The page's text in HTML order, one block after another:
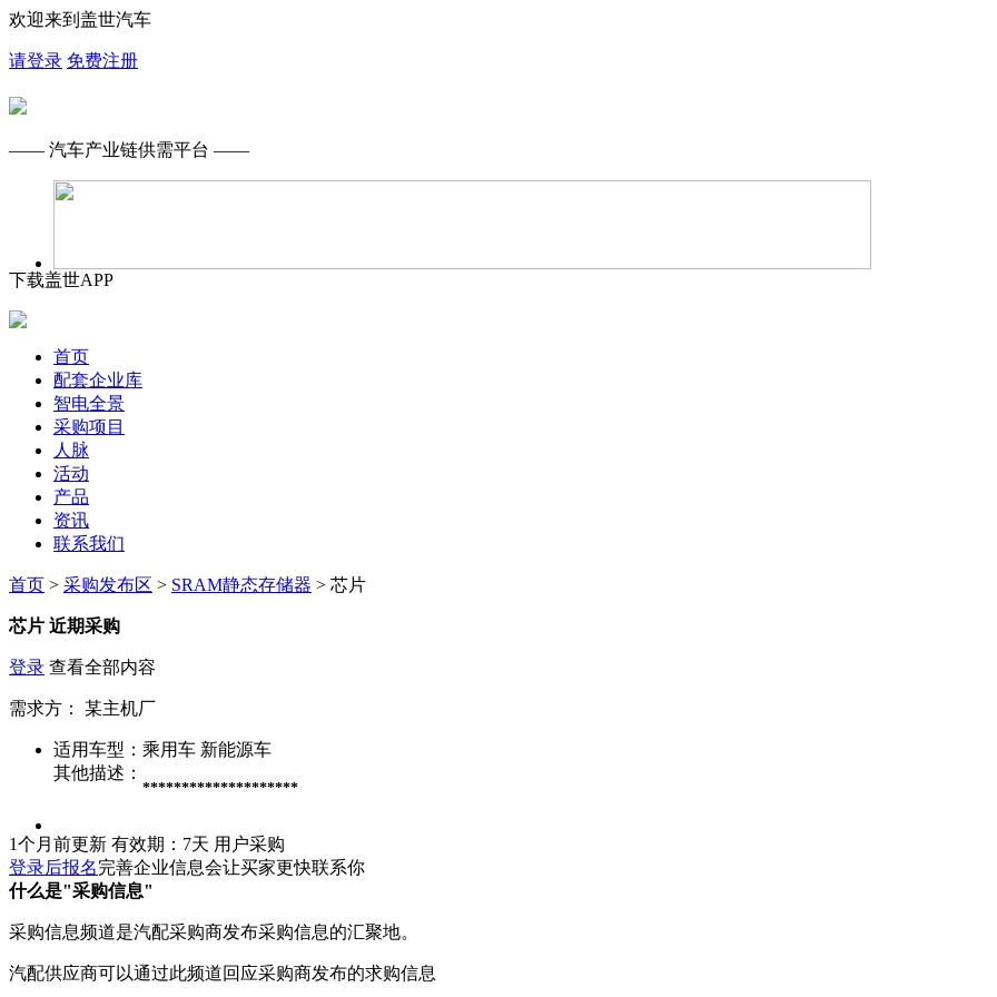
欢迎来到盖世汽车
请登录 免费注册
—— 汽车产业链供需平台 ——
下载盖世APP
首页
配套企业库
智电全景
采购项目
人脉
活动
产品
资讯
联系我们
首页 > 采购发布区 > SRAM静态存储器 > 芯片
芯片 近期采购
登录 查看全部内容
需求方： 某主机厂
适用车型： 乘用车 新能源车
其他描述：
********************
1个月前更新 有效期：7天 用户采购
登录后报名完善企业信息会让买家更快联系你
什么是"采购信息"
采购信息频道是汽配采购商发布采购信息的汇聚地。
汽配供应商可以通过此频道回应采购商发布的求购信息